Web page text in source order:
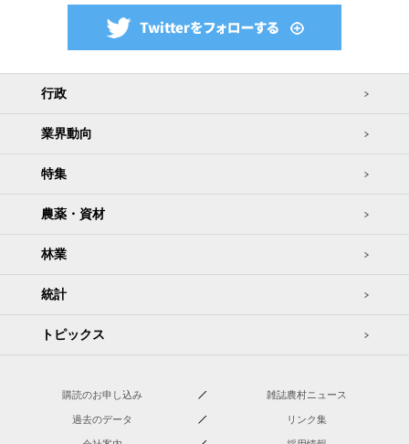
行政
業界動向
特集
農薬・資材
林業
統計
トピックス
購読のお申し込み 雑誌農村ニュース
過去のデータ リンク集